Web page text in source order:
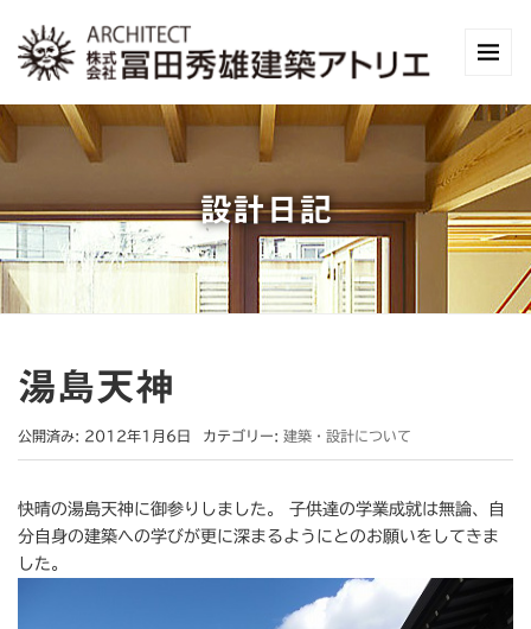
設計日記
湯島天神
公開済み: 2012年1月6日 カテゴリー: 建築・設計について
快晴の湯島天神に御参りしました。 子供達の学業成就は無論、自
分自身の建築への学びが更に深まるようにとのお願いをしてきま
した。